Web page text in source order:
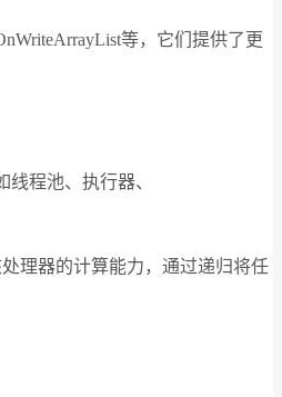
等，它们提供了更
程池、执行器、
理器的计算能力，通过递归将任